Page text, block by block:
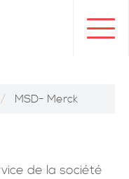
MSD- Merck
de la société